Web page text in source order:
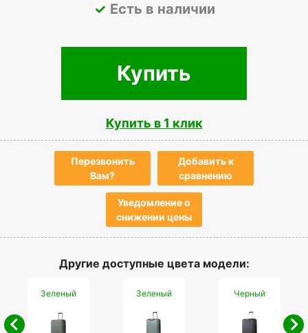
Есть в наличии
Купить
Купить в 1 клик
Перезвонить
Вам?
Добавить к
сравнению
Уведомление о
снижении цены
Другие доступные цвета модели:
Зеленый Зеленый Черный